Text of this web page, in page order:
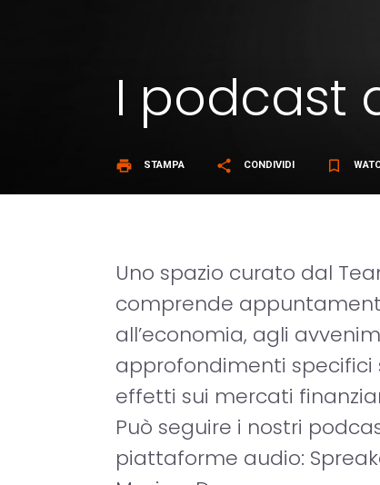
I podcast
print STAMPA share CONDIVIDI bookmark_border
Uno spazio curato dal
comprende
all’economia, agli
approfondimenti
effetti sui mercati
Può seguire i nostri
piattaforme audio: